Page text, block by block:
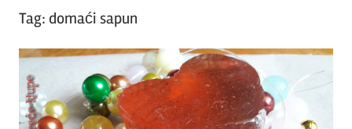
klupe
Tag: domaći sapun